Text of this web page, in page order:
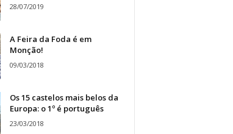
28/07/2019
A Feira da Foda é em
Monção!
09/03/2018
Os 15 castelos mais belos da
Europa: o 1º é português
23/03/2018